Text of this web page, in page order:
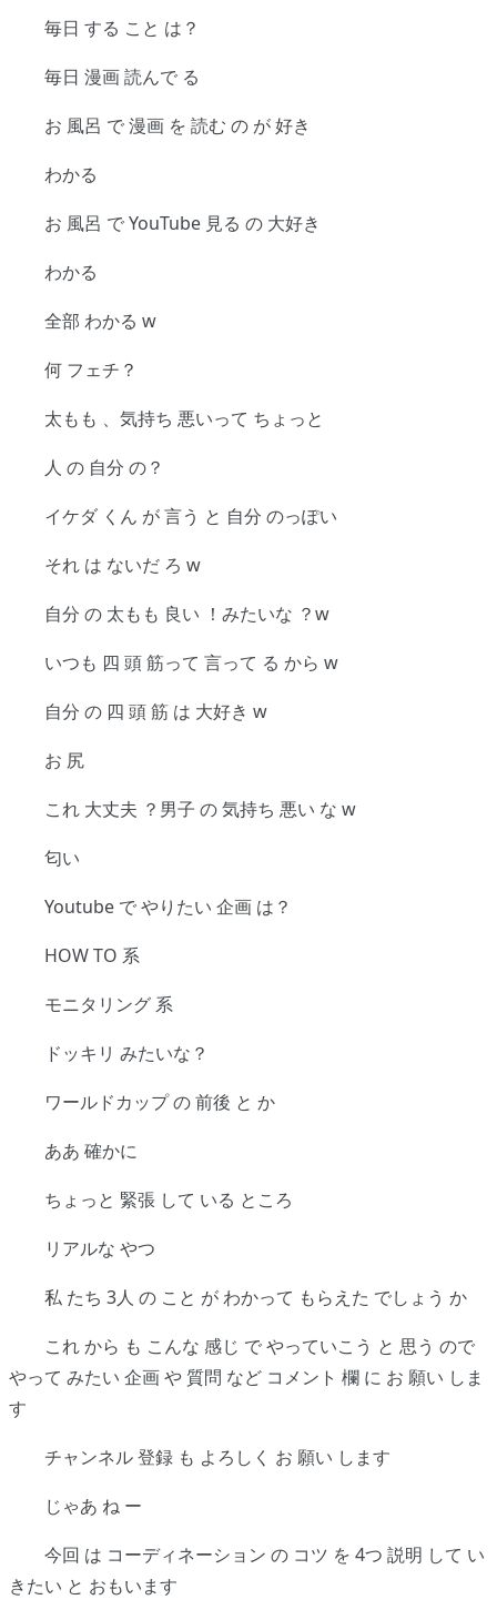
毎日 する こと は？
毎日 漫画 読んで る
お 風呂 で 漫画 を 読む の が 好き
わかる
お 風呂 で YouTube 見る の 大好き
わかる
全部 わかる w
何 フェチ？
太もも 、気持ち 悪いって ちょっと
人 の 自分 の？
イケダ くん が 言う と 自分 のっぽい
それ は ないだ ろ w
自分 の 太もも 良い ！みたいな ？w
いつも 四 頭 筋って 言って る から w
自分 の 四 頭 筋 は 大好き w
お 尻
これ 大丈夫 ？男子 の 気持ち 悪い な w
匂い
Youtube で やりたい 企画 は？
HOW TO 系
モニタリング 系
ドッキリ みたいな？
ワールドカップ の 前後 と か
ああ 確かに
ちょっと 緊張 して いる ところ
リアルな やつ
私 たち 3人 の こと が わかって もらえた でしょう か
これ から も こんな 感じ で やっていこう と 思う ので
やって みたい 企画 や 質問 など コメント 欄 に お 願い しま
す
チャンネル 登録 も よろしく お 願い します
じゃあ ね ー
今回 は コーディネーション の コツ を 4つ 説明 して い
きたい と おもいます